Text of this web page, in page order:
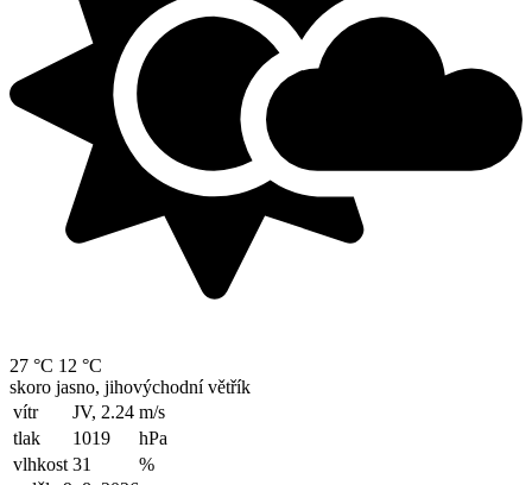
27 °C 12 °C
skoro jasno, jihovýchodní větřík
vítr
JV, 2.24 m/s
tlak
1019
hPa
vlhkost 31
%